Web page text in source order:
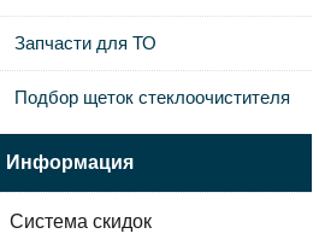
Запчасти для ТО
Подбор щеток стеклоочистителя
Информация
Система скидок